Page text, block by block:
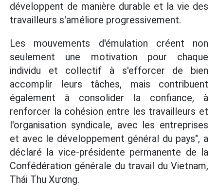
développent de manière durable et la vie des
travailleurs s'améliore progressivement.
Les mouvements d'émulation créent non
seulement une motivation pour chaque
individu et collectif à s'efforcer de bien
accomplir leurs tâches, mais contribuent
également à consolider la confiance, à
renforcer la cohésion entre les travailleurs et
l'organisation syndicale, avec les entreprises
et avec le développement général du pays", a
déclaré la vice-présidente permanente de la
Confédération générale du travail du Vietnam,
Thái Thu Xương.